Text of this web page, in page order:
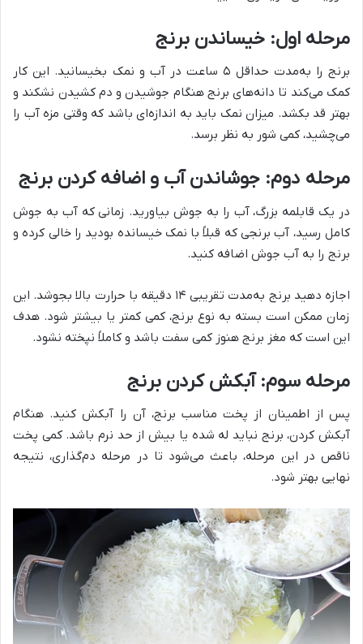
مرحله اول: خیساندن برنج
برنج را به‌مدت حداقل ۵ ساعت در آب و نمک بخیسانید. این کار
کمک می‌کند تا دانه‌های برنج هنگام جوشیدن و دم کشیدن نشکند و
بهتر قد بکشد. میزان نمک باید به اندازه‌ای باشد که وقتی مزه آب را
می‌چشید، کمی شور به نظر برسد.
مرحله دوم: جوشاندن آب و اضافه کردن برنج
در یک قابلمه بزرگ، آب را به جوش بیاورید. زمانی که آب به جوش
کامل رسید، آب برنجی که قبلاً با نمک خیسانده بودید را خالی کرده و
برنج را به آب جوش اضافه کنید.
اجازه دهید برنج به‌مدت تقریبی ۱۴ دقیقه با حرارت بالا بجوشد. این
زمان ممکن است بسته به نوع برنج، کمی کمتر یا بیشتر شود. هدف
این است که مغز برنج هنوز کمی سفت باشد و کاملاً نپخته نشود.
مرحله سوم: آبکش کردن برنج
پس از اطمینان از پخت مناسب برنج، آن را آبکش کنید. هنگام
آبکش کردن، برنج نباید له شده یا بیش از حد نرم باشد. کمی پخت
ناقص در این مرحله، باعث می‌شود تا در مرحله دم‌گذاری، نتیجه
نهایی بهتر شود.